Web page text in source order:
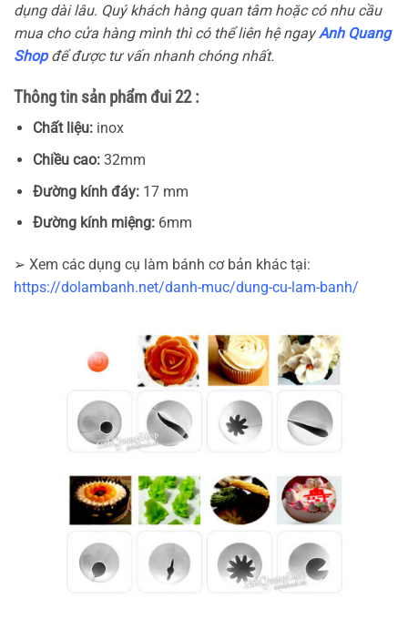
dụng dài lâu. Quý khách hàng quan tâm hoặc có nhu cầu
mua cho cửa hàng mình thì có thể liên hệ ngayAnh Quang
Shopđể được tư vấn nhanh chóng nhất.
Thông tin sản phẩm đui 22 :
Chất liệu:inox
Chiều cao:32mm
Đường kính đáy:17 mm
Đường kính miệng:6mm
➢ Xem các dụng cụ làm bánh cơ bản khác tại:
https://dolambanh.net/danh-muc/dung-cu-lam-banh/